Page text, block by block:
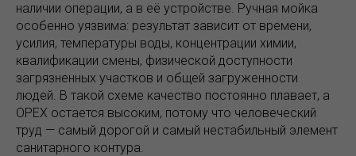
наличии операции, а в её устройстве. Ручная мойка
особенно уязвима: результат зависит от времени,
усилия, температуры воды, концентрации химии,
квалификации смены, физической доступности
загрязненных участков и общей загруженности
людей. В такой схеме качество постоянно плавает, а
OPEX остается высоким, потому что человеческий
труд — самый дорогой и самый нестабильный элемент
санитарного контура.